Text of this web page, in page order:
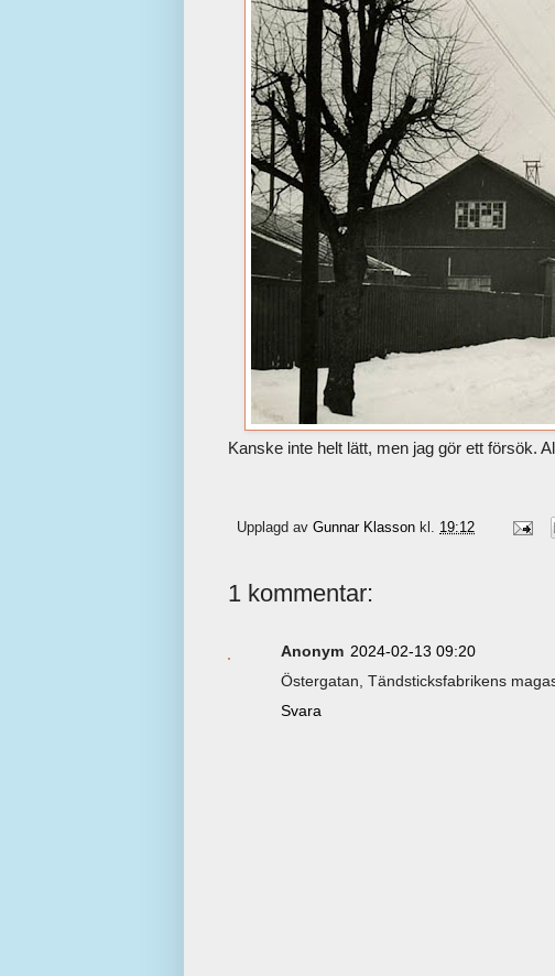
Kanske inte helt lätt, men jag gör ett försök.
Upplagd av Gunnar Klasson kl. 19:12
1 kommentar:
Anonym 2024-02-13 09:20
Östergatan, Tändsticksfabrikens
Svara